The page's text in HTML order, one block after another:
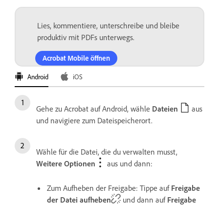
Lies, kommentiere, unterschreibe und bleibe
produktiv mit PDFs unterwegs.
Acrobat Mobile öffnen
Android iOS
Gehe zu Acrobat auf Android, wähle Dateien
aus
und navigiere zum Dateispeicherort.
Wähle für die Datei, die du verwalten musst,
Weitere Optionen
aus und dann:
Zum Aufheben der Freigabe: Tippe auf Freigabe
der Datei aufheben
und dann auf Freigabe